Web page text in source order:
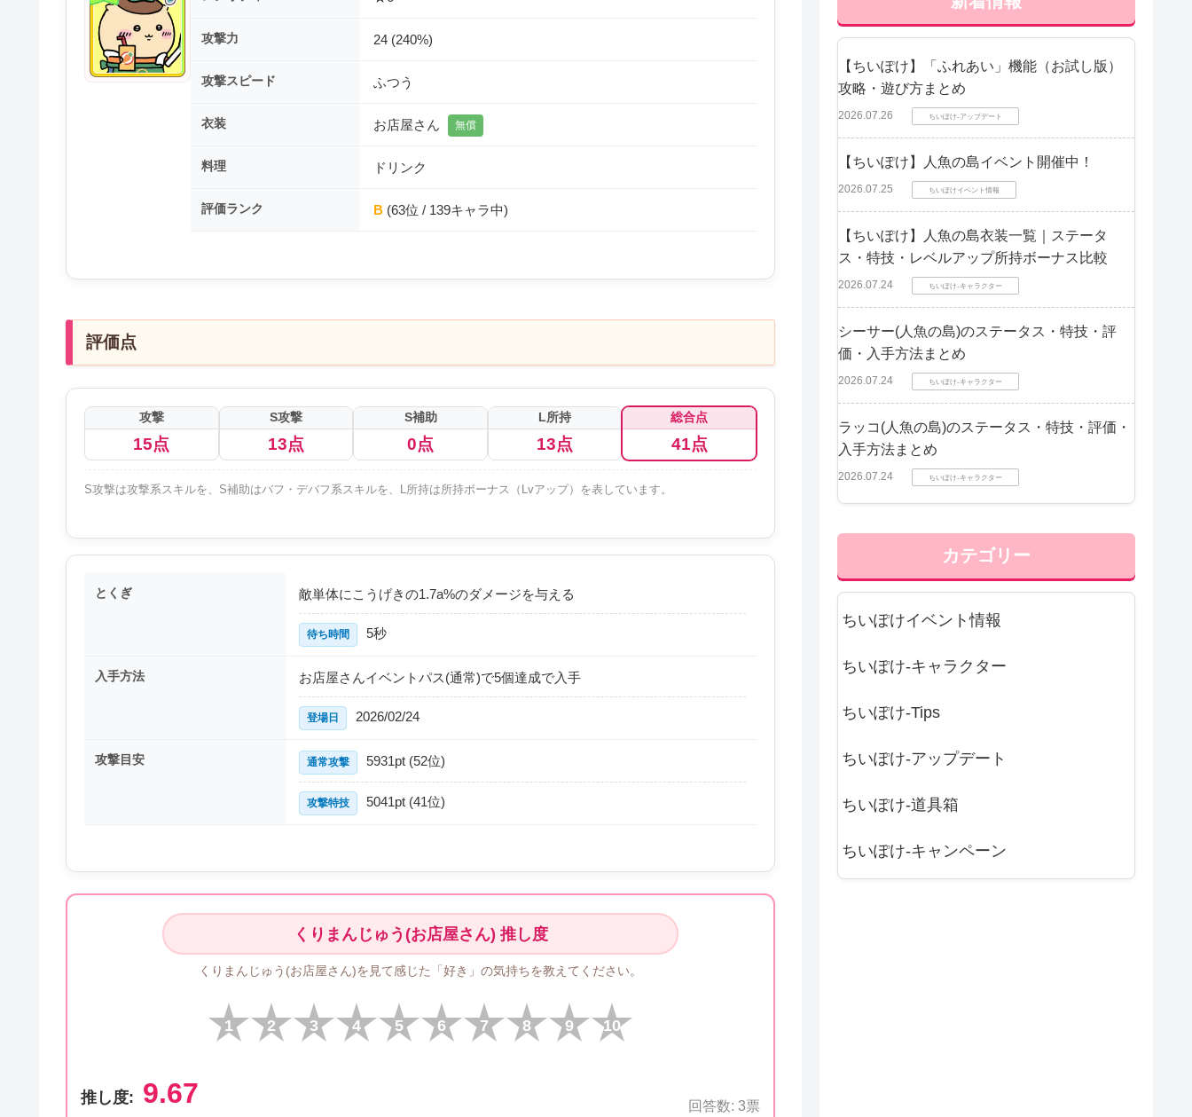
攻撃力 24 (240%)
攻撃スピード ふつう
衣装 お店屋さん 無償
料理 ドリンク
評価ランク B (63位 / 139キャラ中)
評価点
攻撃
15点
S攻撃
13点
S補助
0点
L所持
13点
総合点
41点
S攻撃は攻撃系スキルを、S補助はバフ・デバフ系スキルを、L所持は所持ボーナス（Lvアップ）を表しています。
とくぎ 敵単体にこうげきの1.7a%のダメージを与える
待ち時間 5秒
入手方法 お店屋さんイベントパス(通常)で5個達成で入手
登場日 2026/02/24
攻撃目安 通常攻撃 5931pt (52位)
攻撃特技 5041pt (41位)
くりまんじゅう(お店屋さん) 推し度
くりまんじゅう(お店屋さん)を見て感じた「好き」の気持ちを教えてください。
10
9
8
7
6
5
4
3
2
1
推し度: 9.67 回答数: 3票
【ちいぽけ】「ふれあい」機能（お試し版）
攻略・遊び方まとめ
2026.07.26 ちいぽけ-アップデート
【ちいぽけ】人魚の島イベント開催中！
2026.07.25 ちいぽけイベント情報
【ちいぽけ】人魚の島衣装一覧｜ステータ
ス・特技・レベルアップ所持ボーナス比較
2026.07.24 ちいぽけ-キャラクター
シーサー(人魚の島)のステータス・特技・評
価・入手方法まとめ
2026.07.24 ちいぽけ-キャラクター
ラッコ(人魚の島)のステータス・特技・評価・
入手方法まとめ
2026.07.24 ちいぽけ-キャラクター
カテゴリー
ちいぽけイベント情報
ちいぽけ-キャラクター
ちいぽけ-Tips
ちいぽけ-アップデート
ちいぽけ-道具箱
ちいぽけ-キャンペーン